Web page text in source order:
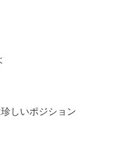
しいポジション